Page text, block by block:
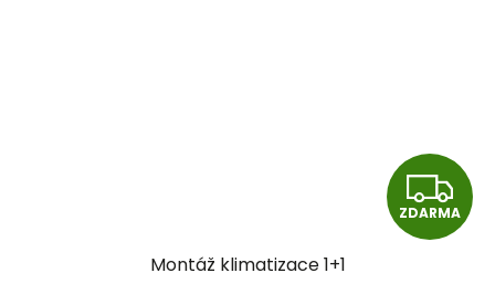
Z
D
ZDARMA
Montáž klimatizace 1+1